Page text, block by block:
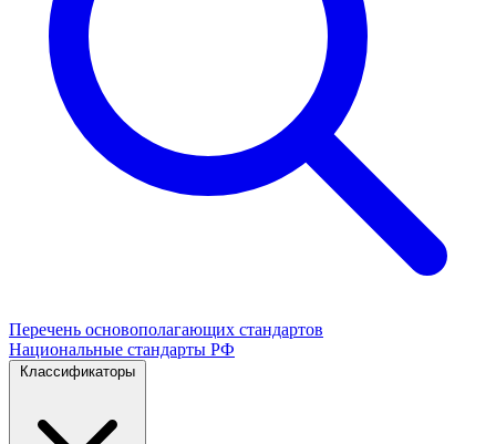
Перечень основополагающих стандартов
Национальные стандарты РФ
Классификаторы